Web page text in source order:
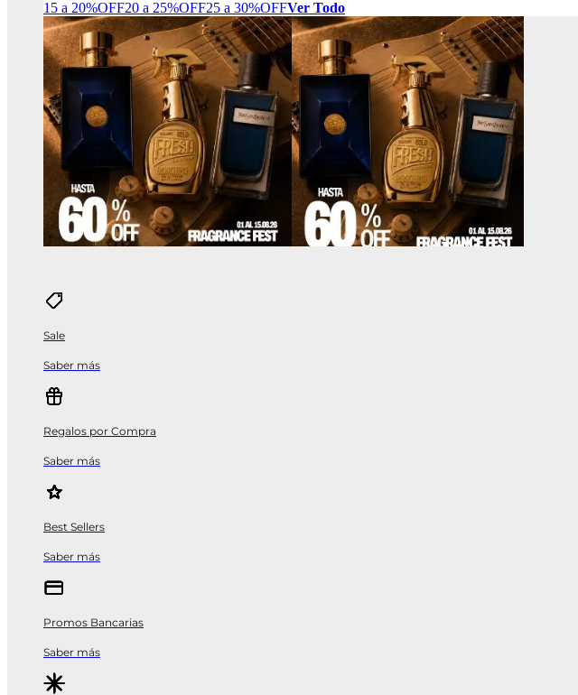
15 a 20%OFF20 a 25%OFF25 a 30%OFFVer Todo
Sale
Saber más
Regalos por Compra
Saber más
Best Sellers
Saber más
Promos Bancarias
Saber más